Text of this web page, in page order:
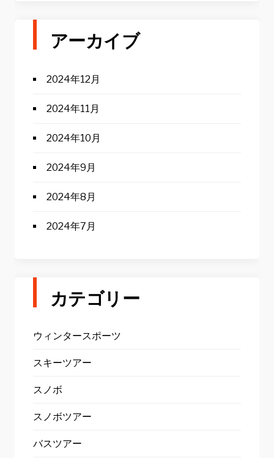
アーカイブ
2024年12月
2024年11月
2024年10月
2024年9月
2024年8月
2024年7月
カテゴリー
ウィンタースポーツ
スキーツアー
スノボ
スノボツアー
バスツアー